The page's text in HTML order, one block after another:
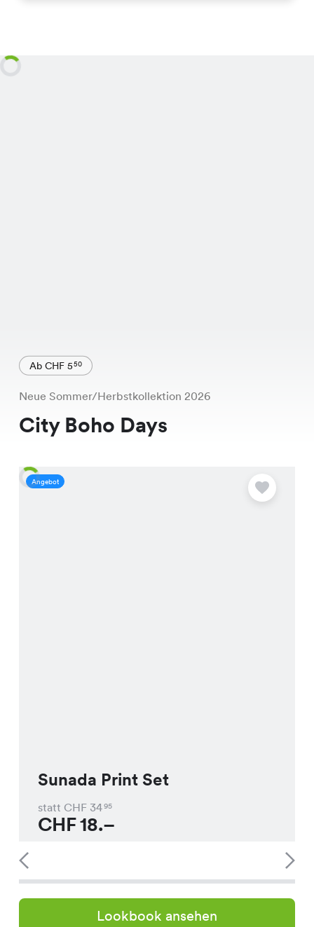
Ab CHF 550
Neue Sommer/Herbstkollektion 2026
City Boho Days
Angebot
Sunada Print Set
statt CHF 3495
CHF18.–
Lookbook ansehen